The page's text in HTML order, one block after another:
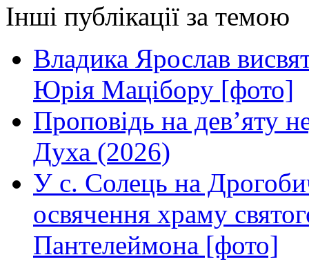
Інші публікації за темою
Владика Ярослав
Юрія Мацібору [фото]
Проповідь на дев’яту
Духа (2026)
У с. Солець на
освячення храму
Пантелеймона [фото]